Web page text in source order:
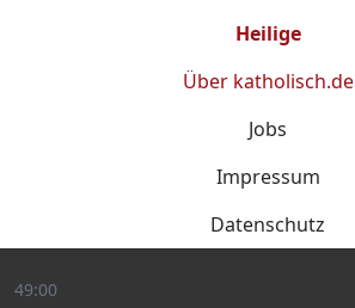
Heilige
Über katholisch.de
Jobs
Impressum
Datenschutz
49:00